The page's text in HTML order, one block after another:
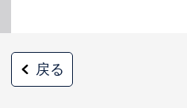
戻る